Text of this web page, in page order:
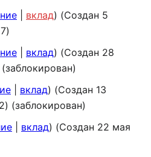
вклад
(Создан 5
вклад (Создан 28
вклад (Создан 13
(заблокирован)
вклад (Создан 22 мая